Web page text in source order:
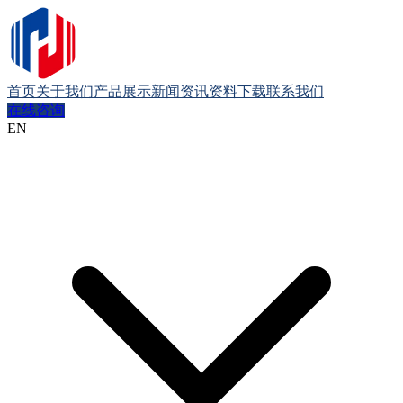
首页关于我们产品展示新闻资讯资料下载联系我们
在线咨询
EN